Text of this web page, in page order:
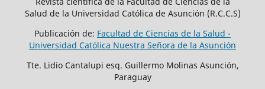
Salud de la Universidad Católica de Asunción (R.C.C.S)
Publicación de: Facultad de Ciencias de la Salud -
Universidad Católica Nuestra Señora de la Asunción
Tte. Lidio Cantalupi esq. Guillermo Molinas Asunción,
Paraguay